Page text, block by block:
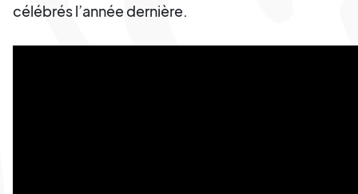
célébrés l’année dernière.